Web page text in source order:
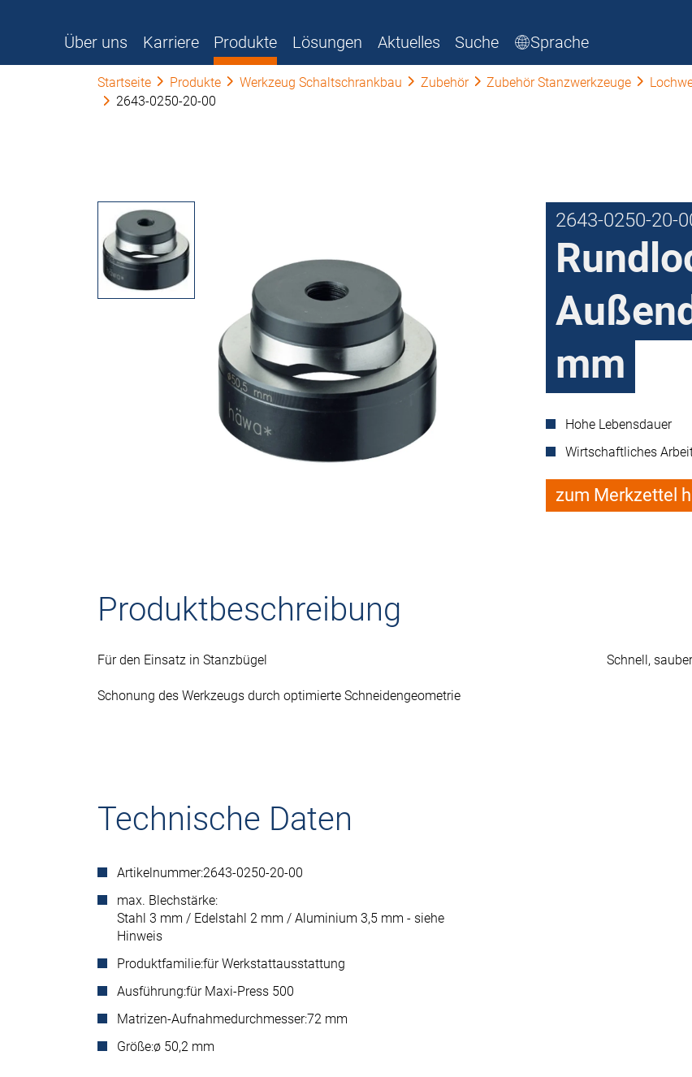
Über uns Karriere Produkte Lösungen Aktuelles Suche Sprache
Startseite Produkte Werkzeug Schaltschrankbau Zubehör Zubehör Stanzwerkzeuge
2643-0250-20-00
2643-0250-20-
mm
Hohe Lebensdauer
Wirtschaftliches
zum Merkzettel
Produktbeschreibung
Für den Einsatz in Stanzbügel
Schonung des Werkzeugs durch optimierte Schneidengeometrie
Schnell,
Technische Daten
Artikelnummer:2643-0250-20-00
max. Blechstärke:
Stahl 3 mm / Edelstahl 2 mm / Aluminium 3,5 mm - siehe
Hinweis
Produktfamilie:für Werkstattausstattung
Ausführung:für Maxi-Press 500
Matrizen-Aufnahmedurchmesser:72 mm
Größe:ø 50,2 mm